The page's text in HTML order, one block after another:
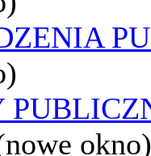
okno)